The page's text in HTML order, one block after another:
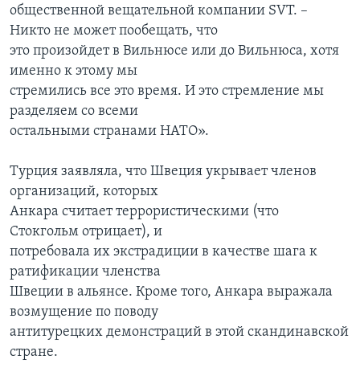
общественной вещательной компании SVT. –
Никто не может пообещать, что
это произойдет в Вильнюсе или до Вильнюса, хотя
именно к этому мы
стремились все это время. И это стремление мы
разделяем со всеми
остальными странами НАТО».
Турция заявляла, что Швеция укрывает членов
организаций, которых
Анкара считает террористическими (что
Стокгольм отрицает), и
потребовала их экстрадиции в качестве шага к
ратификации членства
Швеции в альянсе. Кроме того, Анкара выражала
возмущение по поводу
антитурецких демонстраций в этой скандинавской
стране.